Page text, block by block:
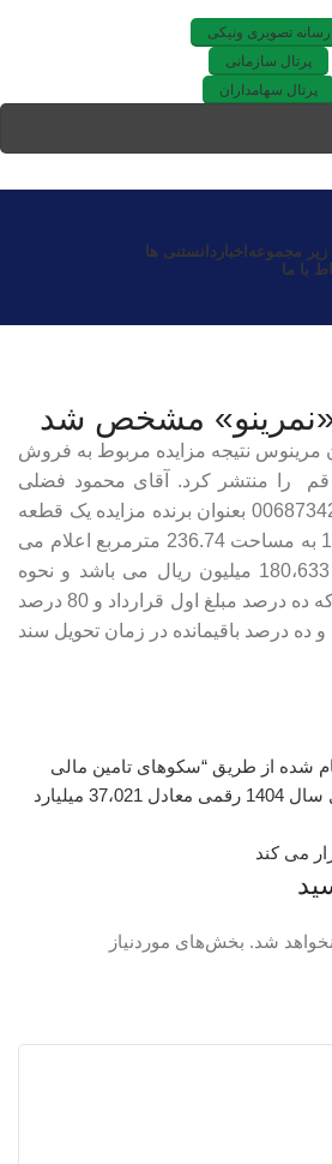
رسانه تصویری ونیکی
پرتال سازمانی
پرتال سهامداران
مجموعه اخبار دانستنی ها
با ما
«نمرینو» مشخص شد
مرینوس نتیجه مزایده مربوط به فروش
قم را منتشر کرد. آقای محمود فضلی
خانی به شماره ملی 0068734247 بعنوان برنده مزایده یک قطعه
زمین با پلاک فرعی 1522 به مساحت 236.74 مترمربع اعلام می
گردد. مبلغ مورد توافق 180،633 میلیون ریال می باشد و نحوه
تسویه از این قرار است که ده درصد مبلغ اول قرارداد و 80 درصد
و ده درصد باقیمانده در زمان تحویل سند
شده از طریق “سکوهای تامین مالی
جمعی” طی چهارماهه اول سال 1404 رقمی معادل 37،021 میلیارد
می کند
شد. بخش‌های موردنیاز